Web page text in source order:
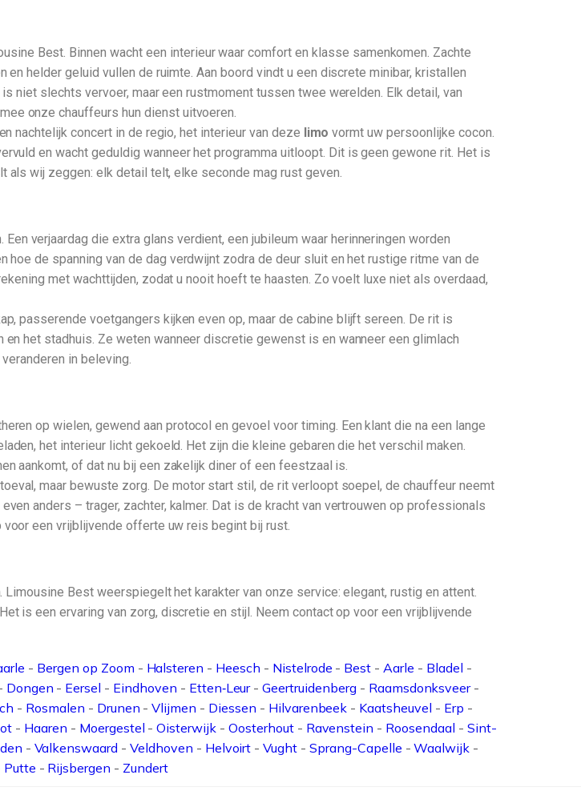
Best. Binnen wacht een interieur waar comfort en klasse samenkomen. Zachte
helder geluid vullen de ruimte. Aan boord vindt u een discrete minibar, kristallen
niet slechts vervoer, maar een rustmoment tussen twee werelden. Elk detail, van
onze chauffeurs hun dienst uitvoeren.
nachtelijk concert in de regio, het interieur van deze limo vormt uw persoonlijke cocon.
en wacht geduldig wanneer het programma uitloopt. Dit is geen gewone rit. Het is
wij zeggen: elk detail telt, elke seconde mag rust geven.
verjaardag die extra glans verdient, een jubileum waar herinneringen worden
de spanning van de dag verdwijnt zodra de deur sluit en het rustige ritme van de
met wachttijden, zodat u nooit hoeft te haasten. Zo voelt luxe niet als overdaad,
passerende voetgangers kijken even op, maar de cabine blijft sereen. De rit is
het stadhuis. Ze weten wanneer discretie gewenst is en wanneer een glimlach
in beleving.
op wielen, gewend aan protocol en gevoel voor timing. Een klant die na een lange
het interieur licht gekoeld. Het zijn die kleine gebaren die het verschil maken.
aankomt, of dat nu bij een zakelijk diner of een feestzaal is.
maar bewuste zorg. De motor start stil, de rit verloopt soepel, de chauffeur neemt
anders – trager, zachter, kalmer. Dat is de kracht van vertrouwen op professionals
een vrijblijvende offerte uw reis begint bij rust.
Best weerspiegelt het karakter van onze service: elegant, rustig en attent.
is een ervaring van zorg, discretie en stijl. Neem contact op voor een vrijblijvende
- Bergen op Zoom - Halsteren - Heesch - Nistelrode - Best -Aarle - Bladel -
Dongen - Eersel - Eindhoven - Etten‑Leur-Geertruidenberg- Raamsdonksveer-
- Rosmalen - Drunen -Vlijmen - Diessen - Hilvarenbeek - Kaatsheuvel - Erp -
- Haaren - Moergestel -Oisterwijk -Oosterhout- Ravenstein - Roosendaal - Sint-
- Valkenswaard -Veldhoven - Helvoirt -Vught -Sprang-Capelle -Waalwijk -
Putte - Rijsbergen - Zundert